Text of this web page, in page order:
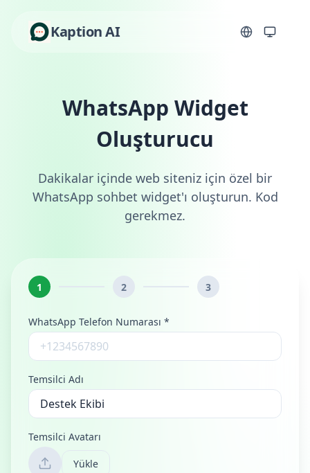
Kaption AI
WhatsApp Widget
Oluşturucu
Dakikalar içinde web siteniz için özel bir
WhatsApp sohbet widget'ı oluşturun. Kod
gerekmez.
1 2 3
WhatsApp Telefon Numarası *
Temsilci Adı
Temsilci Avatarı
Yükle